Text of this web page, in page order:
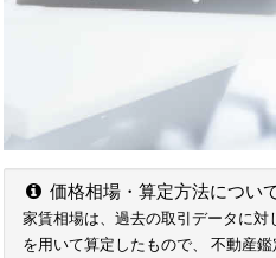
価格相場・算定方法につい
家賃相場は、過去の取引データに対
を用いて算定したもので、 不動産